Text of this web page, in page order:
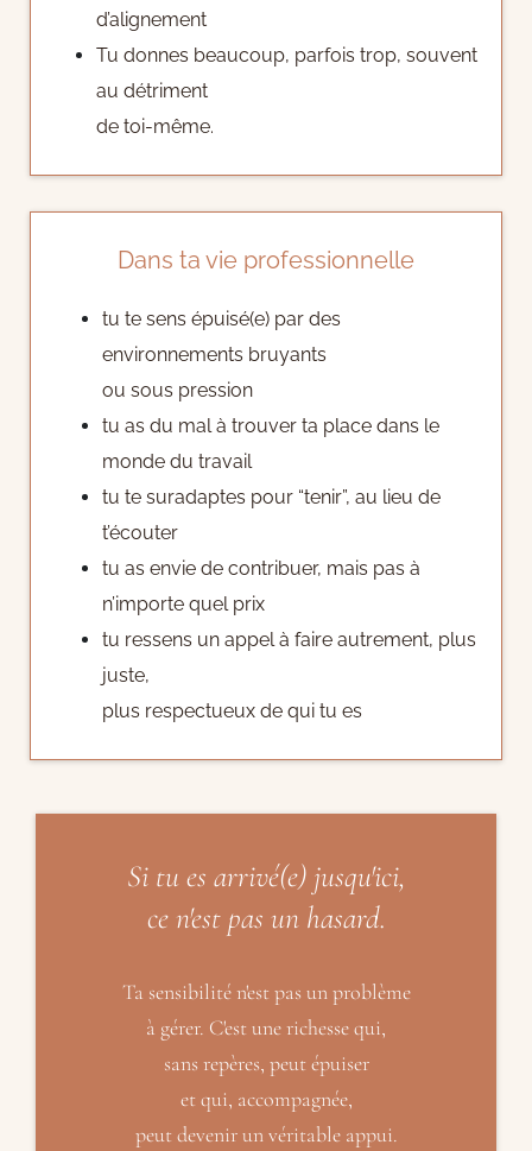
d’alignement
Tu donnes beaucoup, parfois trop, souvent
au détriment
de toi-même.
Dans ta vie professionnelle
tu te sens épuisé(e) par des
environnements bruyants
ou sous pression
tu as du mal à trouver ta place dans le
monde du travail
tu te suradaptes pour “tenir”, au lieu de
t’écouter
tu as envie de contribuer, mais pas à
n’importe quel prix
tu ressens un appel à faire autrement, plus
juste,
plus respectueux de qui tu es
Si tu es arrivé(e) jusqu'ici,
ce n'est pas un hasard.
Ta sensibilité n'est pas un problème
à gérer. C'est une richesse qui,
sans repères, peut épuiser
et qui, accompagnée,
peut devenir un véritable appui.